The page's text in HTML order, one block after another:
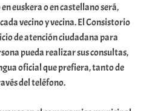
euskera o en castellano será,
vecino y vecina. El Consistorio
de atención ciudadana para
pueda realizar sus consultas,
oficial que prefiera, tanto de
del teléfono.